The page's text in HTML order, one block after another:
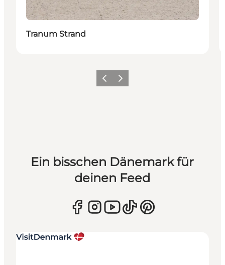
Tranum Strand
ZurückWeiter
Ein bisschen Dänemark für
deinen Feed